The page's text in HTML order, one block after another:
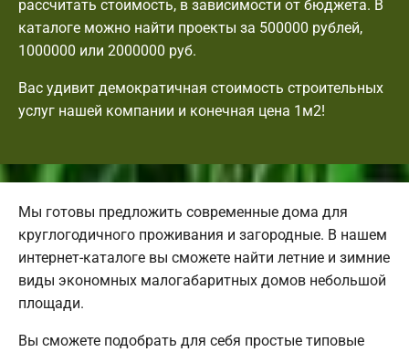
рассчитать стоимость, в зависимости от бюджета. В
каталоге можно найти проекты за 500000 рублей,
1000000 или 2000000 руб.
Вас удивит демократичная стоимость строительных
услуг нашей компании и конечная цена 1м2!
Мы готовы предложить современные дома для
круглогодичного проживания и загородные. В нашем
интернет-каталоге вы сможете найти летние и зимние
виды экономных малогабаритных домов небольшой
площади.
Вы сможете подобрать для себя простые типовые